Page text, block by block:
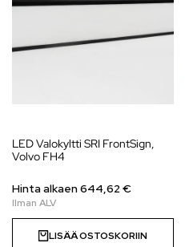
LED Valokyltti SRI FrontSign,
Volvo FH4
Hinta alkaen644,62€
LISÄÄ OSTOSKORIIN